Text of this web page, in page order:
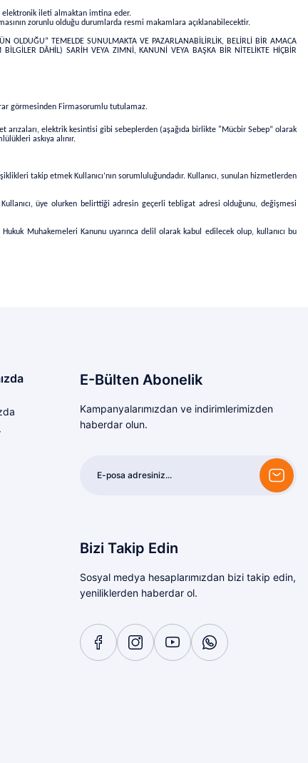
elektronik ileti almaktan imtina eder.
zorunlu olduğu durumlarda resmi makamlara açıklanabilecektir.
OLDUĞU” TEMELDE SUNULMAKTA VE PAZARLANABİLİRLİK, BELİRLİ BİR AMACA
DÂHİL) SARİH VEYA ZIMNİ, KANUNİ VEYA BAŞKA BİR NİTELİKTE HİÇBİR
görmesinden Firmasorumlu tutulamaz.
arızaları, elektrik kesintisi gibi sebeplerden (aşağıda birlikte "Mücbir Sebep” olarak
askıya alınır.
takip etmek Kullanıcı’nın sorumluluğundadır. Kullanıcı, sunulan hizmetlerden
üye olurken belirttiği adresin geçerli tebligat adresi olduğunu, değişmesi
Muhakemeleri Kanunu uyarınca delil olarak kabul edilecek olup, kullanıcı bu
E-Bülten Abonelik
Kampanyalarımızdan ve indirimlerimizden
haberdar olun.
Bizi Takip Edin
Sosyal medya hesaplarımızdan bizi takip edin,
yeniliklerden haberdar ol.